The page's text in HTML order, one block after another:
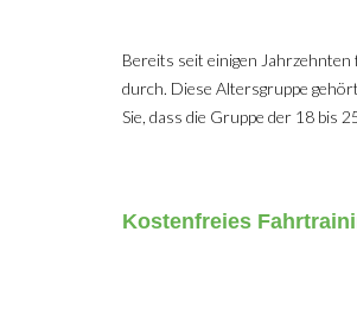
Bereits seit einigen
durch. Diese Altersgruppe
Sie, dass die Gruppe der 18 bis
Kostenfreies